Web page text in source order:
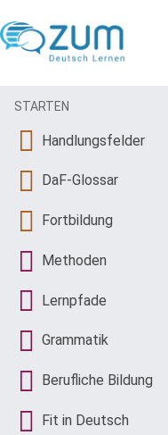
STARTEN
Handlungsfelder
DaF-Glossar
Fortbildung
Methoden
Lernpfade
Grammatik
Berufliche Bildung
Fit in Deutsch